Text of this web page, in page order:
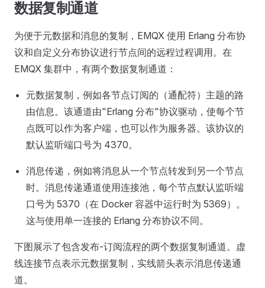
数据复制通道
为便于元数据和消息的复制，EMQX 使用 Erlang 分布协
议和自定义分布协议进行节点间的远程过程调用。在
EMQX 集群中，有两个数据复制通道：
元数据复制，例如各节点订阅的（通配符）主题的路
由信息。该通道由"Erlang 分布"协议驱动，使每个节
点既可以作为客户端，也可以作为服务器。该协议的
默认监听端口号为 4370。
消息传递，例如将消息从一个节点转发到另一个节点
时。消息传递通道使用连接池，每个节点默认监听端
口号为 5370（在 Docker 容器中运行时为 5369）。
这与使用单一连接的 Erlang 分布协议不同。
下图展示了包含发布-订阅流程的两个数据复制通道。虚
线连接节点表示元数据复制，实线箭头表示消息传递通
道。